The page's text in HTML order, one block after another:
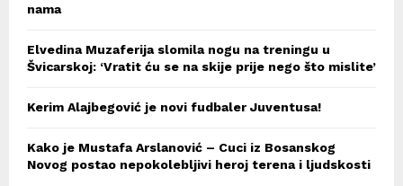
nama
Elvedina Muzaferija slomila nogu na treningu u
Švicarskoj: ‘Vratit ću se na skije prije nego što mislite’
Kerim Alajbegović je novi fudbaler Juventusa!
Kako je Mustafa Arslanović – Cuci iz Bosanskog
Novog postao nepokolebljivi heroj terena i ljudskosti